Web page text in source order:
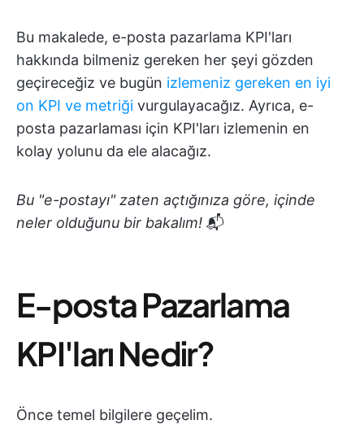
Bu makalede, e-posta pazarlama KPI'ları
hakkında bilmeniz gereken her şeyi gözden
geçireceğiz ve bugün izlemeniz gereken en iyi
on KPI ve metriği vurgulayacağız. Ayrıca, e-
posta pazarlaması için KPI'ları izlemenin en
kolay yolunu da ele alacağız.
Bu "e-postayı" zaten açtığınıza göre, içinde
neler olduğunu bir bakalım! 📬
E-posta Pazarlama
KPI'ları Nedir?
Önce temel bilgilere geçelim.